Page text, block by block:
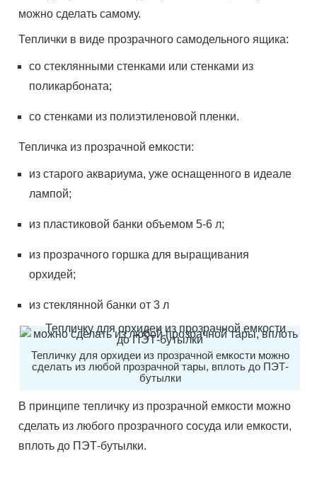
можно сделать самому.
Теплички в виде прозрачного самодельного ящика:
со стеклянными стенками или стенками из
поликарбоната;
со стенками из полиэтиленовой пленки.
Тепличка из прозрачной емкости:
из старого аквариума, уже оснащенного в идеале
лампой;
из пластиковой банки объемом 5-6 л;
из прозрачного горшка для выращивания
орхидей;
из стеклянной банки от 3 л
Тепличку для орхидеи из прозрачной емкости можно
сделать из любой прозрачной тары, вплоть до ПЭТ-
бутылки
В принципе тепличку из прозрачной емкости можно
сделать из любого прозрачного сосуда или емкости,
вплоть до ПЭТ-бутылки.